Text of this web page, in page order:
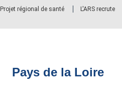
Projet régional de santé L'ARS recrute
Pays de la Loire